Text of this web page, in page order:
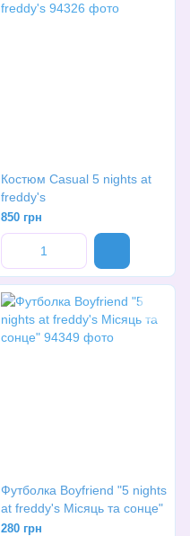
Костюм Casual 5 nights at
freddy's
850 грн
Футболка Boyfriend "5 nights
at freddy's Місяць та сонце"
280 грн